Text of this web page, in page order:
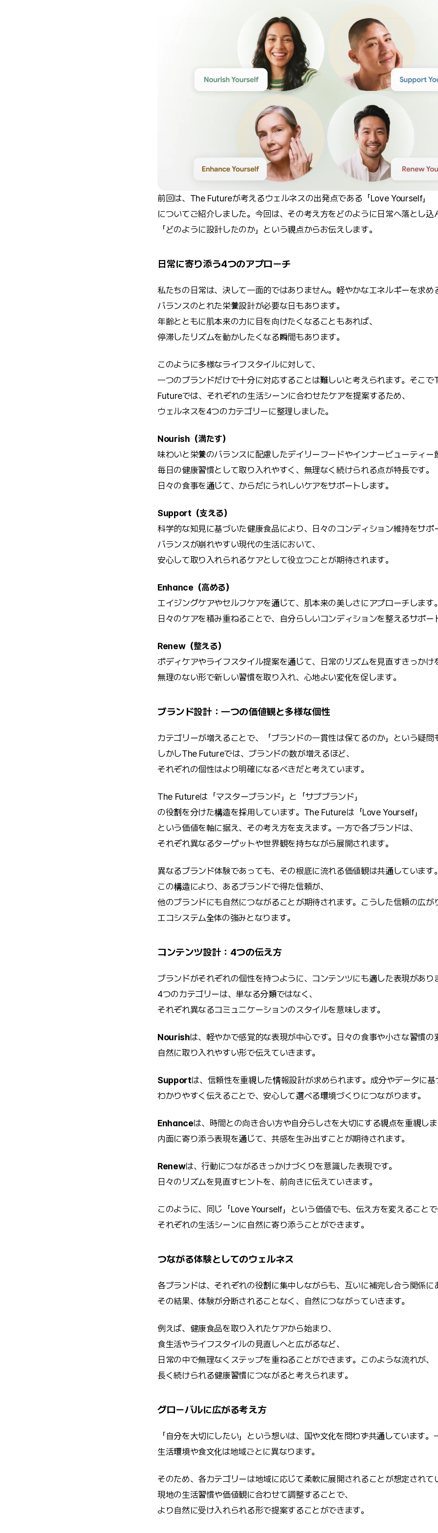
前回は、The Futureが考えるウェルネスの出発点である「Love Yourself」
についてご紹介しました。今回は、その考え方をどのように日常へ落とし込
「どのように設計したのか」という視点からお伝えします。
日常に寄り添う4つのアプローチ
私たちの日常は、決して一面的ではありません。軽やかなエネルギーを求め
バランスのとれた栄養設計が必要な日もあります。
年齢とともに肌本来の力に目を向けたくなることもあれば、
停滞したリズムを動かしたくなる瞬間もあります。
このように多様なライフスタイルに対して、
一つのブランドだけで十分に対応することは難しいと考えられます。そこで
Futureでは、それぞれの生活シーンに合わせたケアを提案するため、
ウェルネスを4つのカテゴリーに整理しました。
Nourish（満たす）
味わいと栄養のバランスに配慮したデイリーフードやインナービューティー
毎日の健康習慣として取り入れやすく、無理なく続けられる点が特長です。
日々の食事を通じて、からだにうれしいケアをサポートします。
Support（支える）
科学的な知見に基づいた健康食品により、日々のコンディション維持をサポ
バランスが崩れやすい現代の生活において、
安心して取り入れられるケアとして役立つことが期待されます。
Enhance（高める）
エイジングケアやセルフケアを通じて、肌本来の美しさにアプローチします。
日々のケアを積み重ねることで、自分らしいコンディションを整えるサポー
Renew（整える）
ボディケアやライフスタイル提案を通じて、日常のリズムを見直すきっかけ
無理のない形で新しい習慣を取り入れ、心地よい変化を促します。
ブランド設計：一つの価値観と多様な個性
カテゴリーが増えることで、「ブランドの一貫性は保てるのか」という疑問
しかしThe Futureでは、ブランドの数が増えるほど、
それぞれの個性はより明確になるべきだと考えています。
The Futureは「マスターブランド」と「サブブランド」
の役割を分けた構造を採用しています。The Futureは「Love Yourself」
という価値を軸に据え、その考え方を支えます。一方で各ブランドは、
それぞれ異なるターゲットや世界観を持ちながら展開されます。
異なるブランド体験であっても、その根底に流れる価値観は共通しています。
この構造により、あるブランドで得た信頼が、
他のブランドにも自然につながることが期待されます。こうした信頼の広が
エコシステム全体の強みとなります。
コンテンツ設計：4つの伝え方
ブランドがそれぞれの個性を持つように、コンテンツにも適した表現があり
4つのカテゴリーは、単なる分類ではなく、
それぞれ異なるコミュニケーションのスタイルを意味します。
Nourishは、軽やかで感覚的な表現が中心です。日々の食事や小さな習慣の
自然に取り入れやすい形で伝えていきます。
Supportは、信頼性を重視した情報設計が求められます。成分やデータに基
わかりやすく伝えることで、安心して選べる環境づくりにつながります。
Enhanceは、時間との向き合い方や自分らしさを大切にする視点を重視しま
内面に寄り添う表現を通じて、共感を生み出すことが期待されます。
Renewは、行動につながるきっかけづくりを意識した表現です。
日々のリズムを見直すヒントを、前向きに伝えていきます。
このように、同じ「Love Yourself」という価値でも、伝え方を変えることで
それぞれの生活シーンに自然に寄り添うことができます。
つながる体験としてのウェルネス
各ブランドは、それぞれの役割に集中しながらも、互いに補完し合う関係に
その結果、体験が分断されることなく、自然につながっていきます。
例えば、健康食品を取り入れたケアから始まり、
食生活やライフスタイルの見直しへと広がるなど、
日常の中で無理なくステップを重ねることができます。このような流れが、
長く続けられる健康習慣につながると考えられます。
グローバルに広がる考え方
「自分を大切にしたい」という想いは、国や文化を問わず共通しています。
生活環境や食文化は地域ごとに異なります。
そのため、各カテゴリーは地域に応じて柔軟に展開されることが想定されて
現地の生活習慣や価値観に合わせて調整することで、
より自然に受け入れられる形で提案することができます。